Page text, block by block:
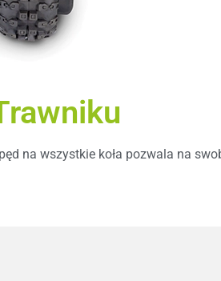
na wszystkie koła pozwala na